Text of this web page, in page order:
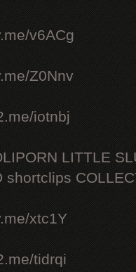
v6ACg
Z0Nnv
iotnbj
LITTLE
shortclips
xtc1Y
tidrqi